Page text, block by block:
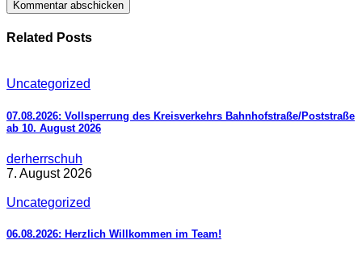
Related Posts
Uncategorized
07.08.2026: Vollsperrung des Kreisverkehrs Bahnhofstraße/Poststraße
ab 10. August 2026
derherrschuh
7. August 2026
Uncategorized
06.08.2026: Herzlich Willkommen im Team!